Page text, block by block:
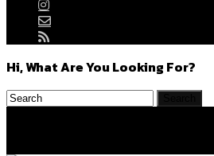
Hi, What Are You Looking For?